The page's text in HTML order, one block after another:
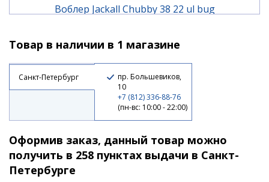
Воблер Jackall Chubby 38 22 ul bug
1 190 ₽
Товар в наличии в 1 магазине
Санкт-Петербург
пр. Большевиков,
10
+7 (812) 336-88-76
(пн-вс: 10:00 - 22:00)
Оформив заказ, данный товар можно
получить в 258 пунктах выдачи в Санкт-
Петербурге